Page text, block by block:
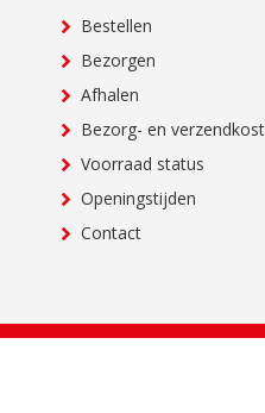
Bestellen
Bezorgen
Afhalen
Bezorg- en
Voorraad status
Openingstijden
Contact